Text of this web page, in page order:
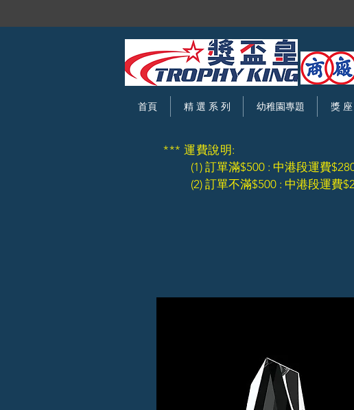
首頁 精 選 系 列 幼稚園專題 獎 座
*** 運費說明:
(1) 訂單滿$500 : 中港段運費
(2) 訂單不滿$500 : 中港段運費